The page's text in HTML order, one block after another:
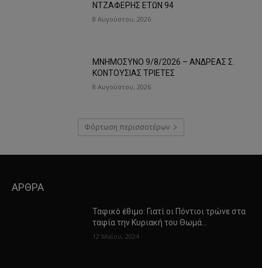
ΝΤΖΑΦΕΡΗΣ ΕΤΩΝ 94
8 Αυγούστου, 2026
ΜΝΗΜΟΣΥΝΟ 9/8/2026 – ΑΝΔΡΕΑΣ Σ.
ΚΟΝΤΟΥΣΙΑΣ ΤΡΙΕΤΕΣ
8 Αυγούστου, 2026
Φόρτωση περισσοτέρων
ΑΡΘΡΑ
Ταφικό έθιμο: Γιατί οι Πόντιοι τρώνε στα
ταφία την Κυριακή του Θωμά…
12 Μαΐου, 2024